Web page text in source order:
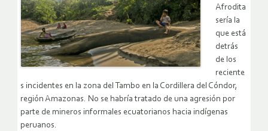
Afrodita
sería la
que está
detrás
de los
reciente
s incidentes en la zona del Tambo en la Cordillera del Cóndor,
región Amazonas. No se habría tratado de una agresión por
parte de mineros informales ecuatorianos hacia indígenas
peruanos.